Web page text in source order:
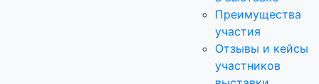
Преимущества
участия
Отзывы и кейсы
участников